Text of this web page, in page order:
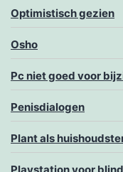
Optimistisch gezien
Osho
Pc niet goed voor
Penisdialogen
Plant als